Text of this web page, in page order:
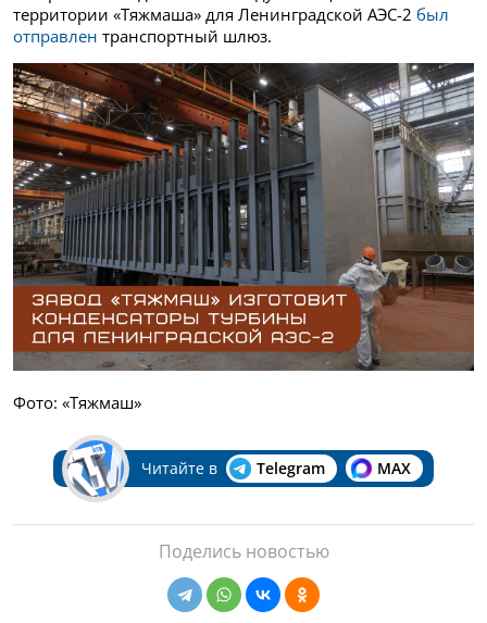
территории «Тяжмаша» для Ленинградской АЭС-2 был
отправлен транспортный шлюз.
Фото: «Тяжмаш»
Читайте в Telegram MAX
Поделись новостью